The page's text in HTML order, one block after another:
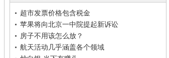
超市发票价格包含税金
苹果将向北京一中院提起新诉讼
房子不用该怎么放？
航天活动几乎涵盖各个领域